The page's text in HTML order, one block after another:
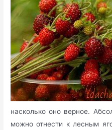
насколько оно верное.
можно отнести к лесным